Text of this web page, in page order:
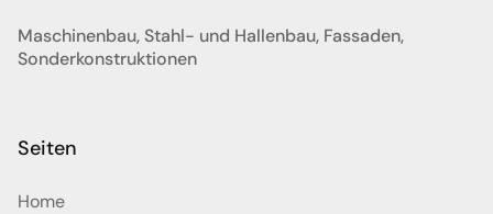
Maschinenbau, Stahl- und Hallenbau, Fassaden,
Sonderkonstruktionen
Seiten
Home